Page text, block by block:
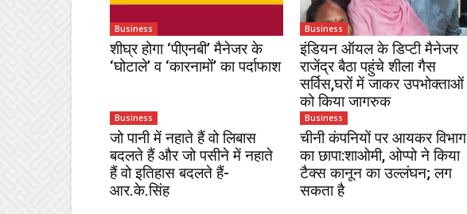
Business
शीघ्र होगा ‘पीएनबी’ मैनेजर के
‘घोटाले’ व ‘कारनामों’ का पर्दाफाश
Business
इंडियन ऑयल के डिप्टी मैनेजर
राजेंद्र बैठा पहुंचे शीला गैस
सर्विस,घरों में जाकर उपभोक्ताओं
को किया जागरुक
Business
जो पानी में नहाते हैं वो लिबास
बदलते हैं और जो पसीने में नहाते
हैं वो इतिहास बदलते हैं-
आर.के.सिंह
Business
चीनी कंपनियों पर आयकर विभाग
का छापा:शाओमी, ओप्पो ने किया
टैक्स कानून का उल्लंघन; लग
सकता है